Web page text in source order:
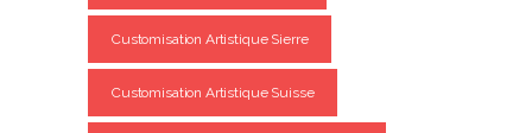
Customisation Artistique Sierre
Customisation Artistique Suisse